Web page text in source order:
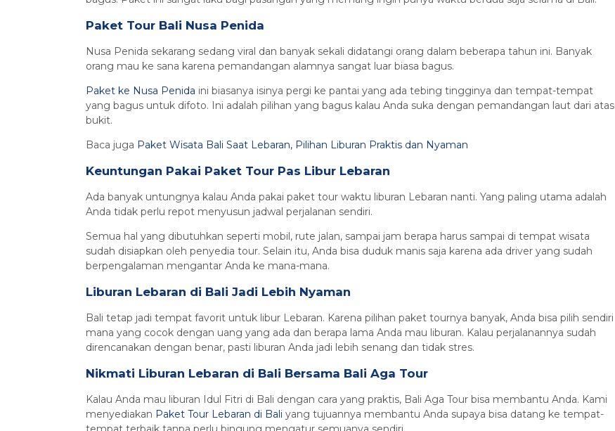
Paket Tour Bali Nusa Penida
Nusa Penida sekarang sedang viral dan banyak sekali didatangi orang dalam beberapa tahun ini. Banyak
orang mau ke sana karena pemandangan alamnya sangat luar biasa bagus.
Paket ke Nusa Penida ini biasanya isinya pergi ke pantai yang ada tebing tingginya dan tempat-tempat
yang bagus untuk difoto. Ini adalah pilihan yang bagus kalau Anda suka dengan pemandangan laut dari atas
bukit.
Baca juga Paket Wisata Bali Saat Lebaran, Pilihan Liburan Praktis dan Nyaman
Keuntungan Pakai Paket Tour Pas Libur Lebaran
Ada banyak untungnya kalau Anda pakai paket tour waktu liburan Lebaran nanti. Yang paling utama adalah
Anda tidak perlu repot menyusun jadwal perjalanan sendiri.
Semua hal yang dibutuhkan seperti mobil, rute jalan, sampai jam berapa harus sampai di tempat wisata
sudah disiapkan oleh penyedia tour. Selain itu, Anda bisa duduk manis saja karena ada driver yang sudah
berpengalaman mengantar Anda ke mana-mana.
Liburan Lebaran di Bali Jadi Lebih Nyaman
Bali tetap jadi tempat favorit untuk libur Lebaran. Karena pilihan paket tournya banyak, Anda bisa pilih sendiri
mana yang cocok dengan uang yang ada dan berapa lama Anda mau liburan. Kalau perjalanannya sudah
direncanakan dengan benar, pasti liburan Anda jadi lebih senang dan tidak stres.
Nikmati Liburan Lebaran di Bali Bersama Bali Aga Tour
Kalau Anda mau liburan Idul Fitri di Bali dengan cara yang praktis, Bali Aga Tour bisa membantu Anda. Kami
menyediakan Paket Tour Lebaran di Bali yang tujuannya membantu Anda supaya bisa datang ke tempat-